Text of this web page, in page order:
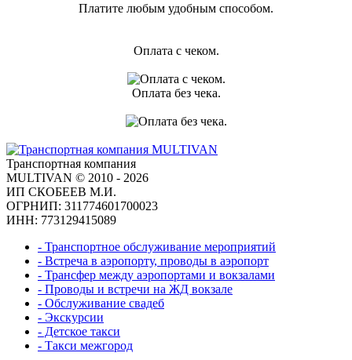
Платите любым удобным способом.
Оплата с чеком.
Оплата без чека.
Транспортная компания
MULTIVAN © 2010 - 2026
ИП СКОБЕЕВ М.И.
ОГРНИП: 311774601700023
ИНН: 773129415089
- Транспортное обслуживание мероприятий
- Встреча в аэропорту, проводы в аэропорт
- Трансфер между аэропортами и вокзалами
- Проводы и встречи на ЖД вокзале
- Обслуживание свадеб
- Экскурсии
- Детское такси
- Такси межгород